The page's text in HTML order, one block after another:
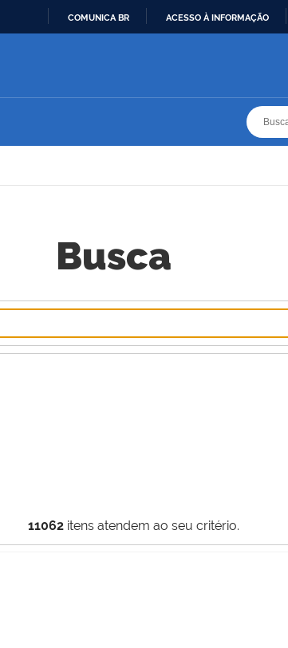
COMUNICA BR ACESSO À INFORMAÇÃO
Busca
11062itens atendem ao seu critério.